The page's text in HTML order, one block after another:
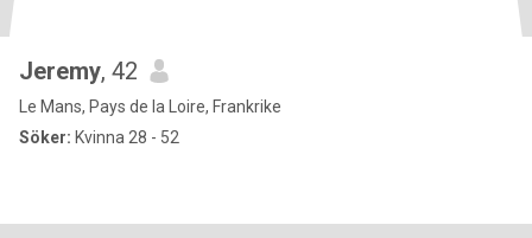
Jeremy, 42
Le Mans, Pays de la Loire, Frankrike
Söker: Kvinna 28 - 52